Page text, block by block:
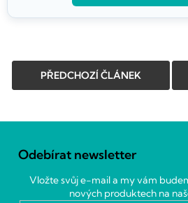
PŘEDCHOZÍ ČLÁNEK
Odebírat newsletter
Vložte svůj e-mail a my vám
nových produktech na